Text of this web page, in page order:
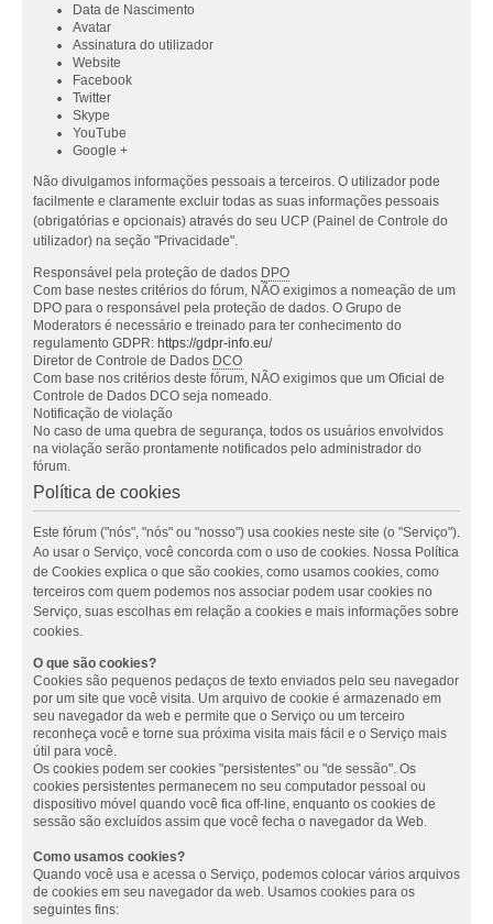
Data de Nascimento
Avatar
Assinatura do utilizador
Website
Facebook
Twitter
Skype
YouTube
Google +
Não divulgamos informações pessoais a terceiros. O utilizador pode
facilmente e claramente excluir todas as suas informações pessoais
(obrigatórias e opcionais) através do seu UCP (Painel de Controle do
utilizador) na seção "Privacidade".
Responsável pela proteção de dados DPO
Com base nestes critérios do fórum, NÃO exigimos a nomeação de um
DPO para o responsável pela proteção de dados. O Grupo de
Moderators é necessário e treinado para ter conhecimento do
regulamento GDPR: https://gdpr-info.eu/
Diretor de Controle de Dados DCO
Com base nos critérios deste fórum, NÃO exigimos que um Oficial de
Controle de Dados DCO seja nomeado.
Notificação de violação
No caso de uma quebra de segurança, todos os usuários envolvidos
na violação serão prontamente notificados pelo administrador do
fórum.
Política de cookies
Este fórum ("nós", "nós" ou "nosso") usa cookies neste site (o "Serviço").
Ao usar o Serviço, você concorda com o uso de cookies. Nossa Política
de Cookies explica o que são cookies, como usamos cookies, como
terceiros com quem podemos nos associar podem usar cookies no
Serviço, suas escolhas em relação a cookies e mais informações sobre
cookies.
O que são cookies?
Cookies são pequenos pedaços de texto enviados pelo seu navegador
por um site que você visita. Um arquivo de cookie é armazenado em
seu navegador da web e permite que o Serviço ou um terceiro
reconheça você e torne sua próxima visita mais fácil e o Serviço mais
útil para você.
Os cookies podem ser cookies "persistentes" ou "de sessão". Os
cookies persistentes permanecem no seu computador pessoal ou
dispositivo móvel quando você fica off-line, enquanto os cookies de
sessão são excluídos assim que você fecha o navegador da Web.
Como usamos cookies?
Quando você usa e acessa o Serviço, podemos colocar vários arquivos
de cookies em seu navegador da web. Usamos cookies para os
seguintes fins: